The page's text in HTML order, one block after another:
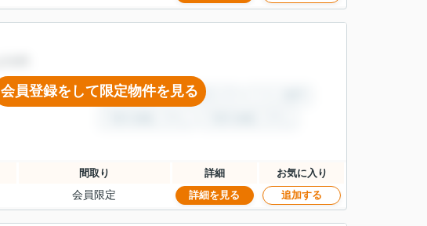
会員登録をして限定物件を見る
間取り 詳細 お気に入り
会員限定 詳細を見る 追加する